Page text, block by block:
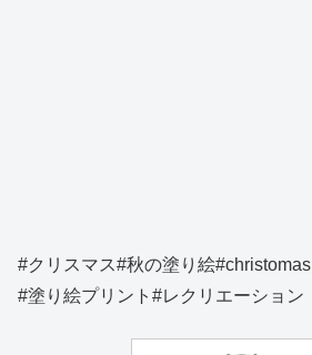
#クリスマス#秋の塗り絵#christomas
#塗り絵プリント#レクリエーション